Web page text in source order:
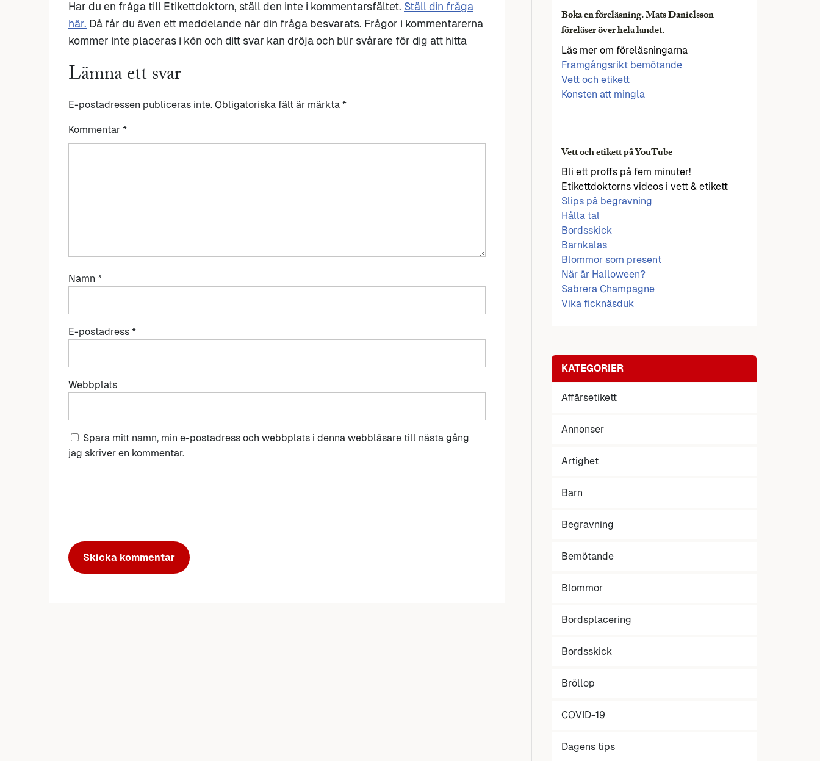
Har du en fråga till Etikettdoktorn, ställ den inte i kommentarsfältet. Ställ din fråga
här. Då får du även ett meddelande när din fråga besvarats. Frågor i kommentarerna
kommer inte placeras i kön och ditt svar kan dröja och blir svårare för dig att hitta
Lämna ett svar
E-postadressen publiceras inte. Obligatoriska fält är märkta *
Kommentar *
Namn *
E-postadress *
Webbplats
Spara mitt namn, min e-postadress och webbplats i denna webbläsare till nästa gång
jag skriver en kommentar.
Boka en föreläsning. Mats Danielsson
föreläser över hela landet.
Läs mer om föreläsningarna
Framgångsrikt bemötande
Vett och etikett
Konsten att mingla
Vett och etikett på YouTube
Bli ett proffs på fem minuter!
Etikettdoktorns videos i vett & etikett
Slips på begravning
Hålla tal
Bordsskick
Barnkalas
Blommor som present
När är Halloween?
Sabrera Champagne
Vika ficknäsduk
KATEGORIER
Affärsetikett
Annonser
Artighet
Barn
Begravning
Bemötande
Blommor
Bordsplacering
Bordsskick
Bröllop
COVID-19
Dagens tips